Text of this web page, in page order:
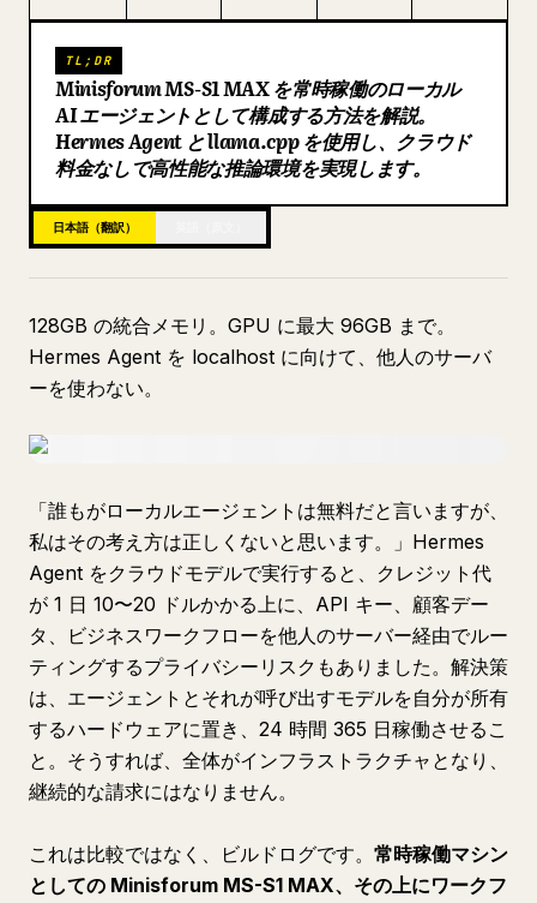
ブログ
更新情報
TL;DR
Minisforum MS-S1 MAX を常時稼働のローカル
AI エージェントとして構成する方法を解説。
Hermes Agent と llama.cpp を使用し、クラウド
料金なしで高性能な推論環境を実現します。
日本語（翻訳）
128GB の統合メモリ。GPU に最大 96GB まで。
Hermes Agent を localhost に向けて、他人のサーバ
ーを使わない。
「誰もがローカルエージェントは無料だと言いますが、
私はその考え方は正しくないと思います。」Hermes
Agent をクラウドモデルで実行すると、クレジット代
が 1 日 10〜20 ドルかかる上に、API キー、顧客デー
タ、ビジネスワークフローを他人のサーバー経由でルー
ティングするプライバシーリスクもありました。解決策
は、エージェントとそれが呼び出すモデルを自分が所有
するハードウェアに置き、24 時間 365 日稼働させるこ
と。そうすれば、全体がインフラストラクチャとなり、
継続的な請求にはなりません。
これは比較ではなく、ビルドログです。 常時稼働マシン
としての Minisforum MS-S1 MAX、その上にワークフ